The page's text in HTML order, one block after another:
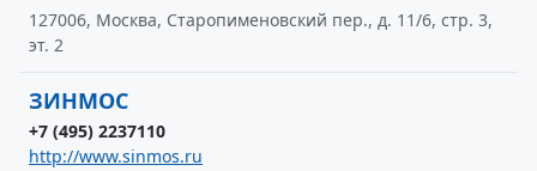
127006, Москва, Старопименовский пер., д. 11/6, стр. 3,
эт. 2
ЗИНМОС
+7 (495) 2237110
http://www.sinmos.ru